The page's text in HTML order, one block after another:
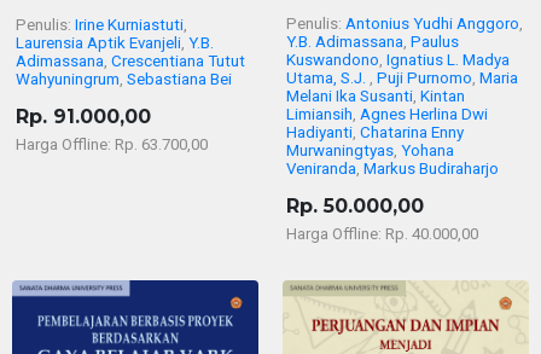
Penulis: Irine Kurniastuti
Laurensia Aptik Evanjeli Y.B.
Adimassana Crescentiana Tutut
Wahyuningrum Sebastiana Bei
Rp. 91.000,00
Harga Offline: Rp. 63.700,00
Penulis: Antonius Yudhi Anggoro
Y.B. Adimassana Paulus
Kuswandono Ignatius L. Madya
Utama, S.J.
Puji Purnomo Maria
Melani Ika Susanti Kintan
Limiansih Agnes Herlina Dwi
Hadiyanti Chatarina Enny
Murwaningtyas Yohana
Veniranda Markus Budiraharjo
Rp. 50.000,00
Harga Offline: Rp. 40.000,00